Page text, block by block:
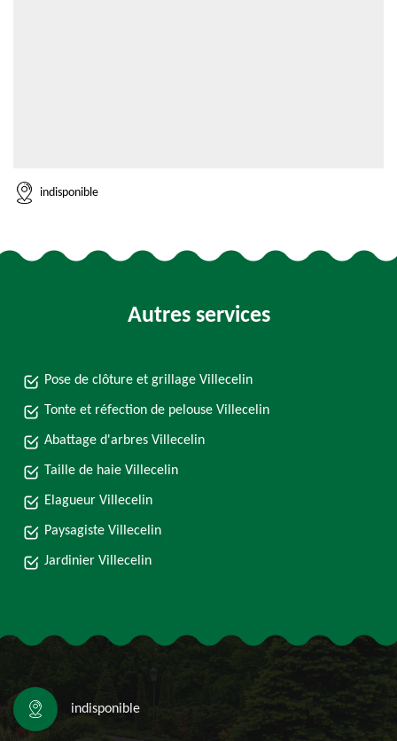
indisponible
Autres services
Pose de clôture et grillage Villecelin
Tonte et réfection de pelouse Villecelin
Abattage d'arbres Villecelin
Taille de haie Villecelin
Elagueur Villecelin
Paysagiste Villecelin
Jardinier Villecelin
indisponible